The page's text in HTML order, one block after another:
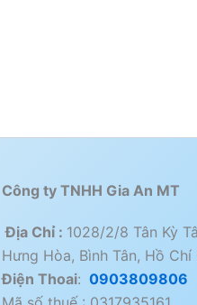
Công ty TNHH Gia An MT
Địa Chỉ : 1028/2/8 Tân Kỳ
Hưng Hòa, Bình Tân, Hồ Chí
Điện Thoai: 0903809806